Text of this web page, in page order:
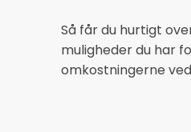
Så får du hurtigt
muligheder du har
omkostningerne